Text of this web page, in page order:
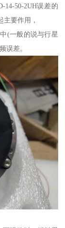
14-50-2UH误差的
要作用，
(一般的说与行星
误差。